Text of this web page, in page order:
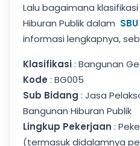
Lalu bagaimana
Hiburan Publik dalam SBU
informasi lengkapnya,
Klasifikasi: Bangunan
Kode : BG005
Sub Bidang : Jasa
Bangunan Hiburan Publik
Lingkup Pekerjaan :
(termasuk didalamnya